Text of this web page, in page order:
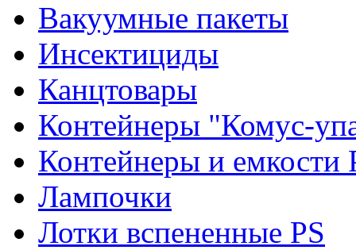
Вакуумные пакеты
Инсектициды
Канцтовары
Контейнеры "Комус-
Контейнеры и емкости
Лампочки
Лотки вспененные PS